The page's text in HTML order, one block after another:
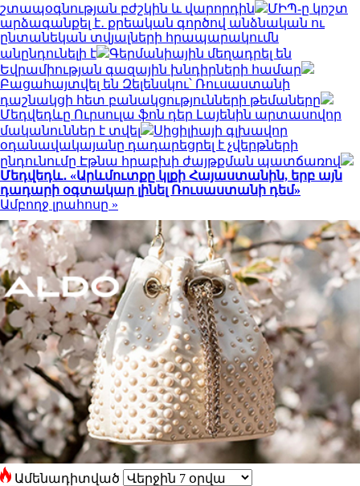
շտապօգնության բժշկին և վարորդին
ՄԻՊ-ը կոշտ
արձագանքել է․ քրեական գործով անձնական ու
ընտանեկան տվյալների հրապարակումն
անընդունելի է
Գերմանիային մեղադրել են
Եվրամիության գազային խնդիրների համար
Բացահայտվել են Զելենսկու՝ Ռուսաստանի
դաշնակցի հետ բանակցությունների թեմաները
Մեդվեդևը Ուրսուլա ֆոն դեր Լայենին արտասովոր
մականուններ է տվել
Սիցիլիայի գլխավոր
օդանավակայանը դադարեցրել է չվերթների
ընդունումը Էթնա հրաբխի ժայթքման պատճառով
Մեդվեդև․ «Արևմուտքը կլքի Հայաստանին, երբ այն
դադարի օգտակար լինել Ռուսաստանի դեմ»
Ամբողջ լրահոսը »
Ամենադիտված